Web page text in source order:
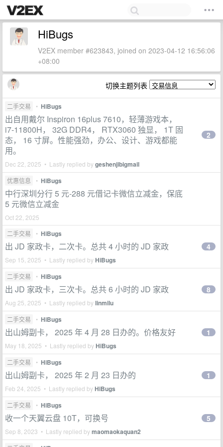
HiBugs
V2EX member #623843, joined on 2023-04-12 16:56:06
+08:00
切换主题列表
二手交易 • HiBugs
出自用戴尔 Inspiron 16plus 7610，轻薄游戏本，
i7-11800H， 32G DDR4， RTX3060 独显， 1T 固
态， 16 寸屏。性能强劲，办公、设计、游戏都能
用。
Dec 22, 2025 • Lastly replied bygeshenjibigmail
2
优惠信息 • HiBugs
中行深圳分行 5 元-288 元借记卡微信立减金，保底
5 元微信立减金
Oct 22, 2025
二手交易
• HiBugs
出 JD 家政卡，二次卡。总共 4 小时的 JD 家政
Sep 15, 2025 • Lastly replied byHiBugs
4
二手交易 • HiBugs
出 JD 家政卡，三次卡。总共 6 小时的 JD 家政
Aug 25, 2025 • Lastly replied bylinmilu
8
二手交易 • HiBugs
出山姆副卡， 2025 年 4 月 28 日办的。价格友好
May 18, 2025 • Lastly replied byHiBugs
1
二手交易 • HiBugs
出山姆副卡， 2025 年 2 月 23 日办的
Feb 24, 2025 • Lastly replied byHiBugs
1
二手交易 • HiBugs
收一个天翼云盘 10T，可换号
Sep 8, 2023 • Lastly replied bymaomaokaquan2
5